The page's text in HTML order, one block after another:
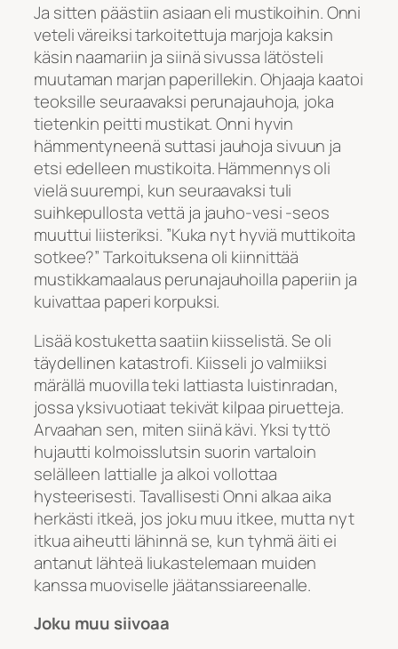
Ja sitten päästiin asiaan eli mustikoihin. Onni
veteli väreiksi tarkoitettuja marjoja kaksin
käsin naamariin ja siinä sivussa lätösteli
muutaman marjan paperillekin. Ohjaaja kaatoi
teoksille seuraavaksi perunajauhoja, joka
tietenkin peitti mustikat. Onni hyvin
hämmentyneenä suttasi jauhoja sivuun ja
etsi edelleen mustikoita. Hämmennys oli
vielä suurempi, kun seuraavaksi tuli
suihkepullosta vettä ja jauho-vesi -seos
muuttui liisteriksi. ”Kuka nyt hyviä muttikoita
sotkee?” Tarkoituksena oli kiinnittää
mustikkamaalaus perunajauhoilla paperiin ja
kuivattaa paperi korpuksi.
Lisää kostuketta saatiin kiisselistä. Se oli
täydellinen katastrofi. Kiisseli jo valmiiksi
märällä muovilla teki lattiasta luistinradan,
jossa yksivuotiaat tekivät kilpaa piruetteja.
Arvaahan sen, miten siinä kävi. Yksi tyttö
hujautti kolmoisslutsin suorin vartaloin
selälleen lattialle ja alkoi vollottaa
hysteerisesti. Tavallisesti Onni alkaa aika
herkästi itkeä, jos joku muu itkee, mutta nyt
itkua aiheutti lähinnä se, kun tyhmä äiti ei
antanut lähteä liukastelemaan muiden
kanssa muoviselle jäätanssiareenalle.
Joku muu siivoaa